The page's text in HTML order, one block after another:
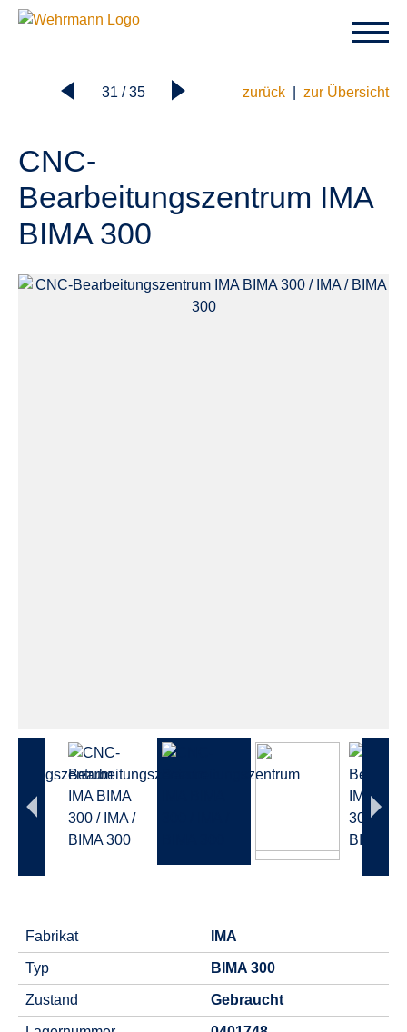
31 / 35 zurück| zur Übersicht
CNC-
Bearbeitungszentrum IMA
BIMA 300
Fabrikat IMA
Typ BIMA 300
Zustand Gebraucht